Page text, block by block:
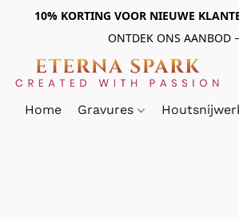
10% KORTING VOOR NIEUWE
ONTDEK ONS AANBOD
Home Gravures